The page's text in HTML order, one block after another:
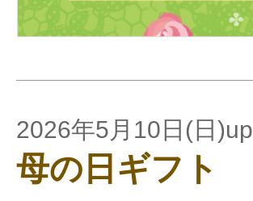
2026年5月10日(日)up
母の日ギフト